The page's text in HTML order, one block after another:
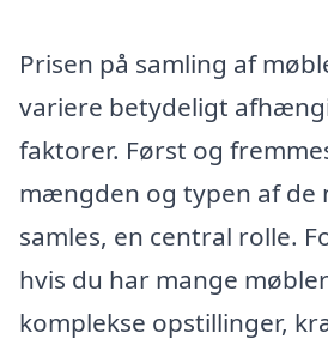
Prisen på samling af
variere betydeligt
faktorer. Først og
mængden og typen af de
samles, en central rolle.
hvis du har mange
komplekse opstillinger,